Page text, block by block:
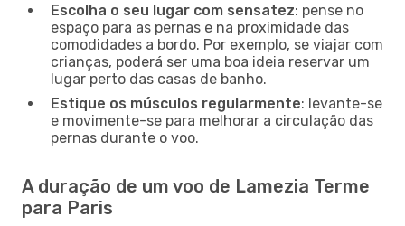
Escolha o seu lugar com sensatez: pense no
espaço para as pernas e na proximidade das
comodidades a bordo. Por exemplo, se viajar com
crianças, poderá ser uma boa ideia reservar um
lugar perto das casas de banho.
Estique os músculos regularmente: levante-se
e movimente-se para melhorar a circulação das
pernas durante o voo.
A duração de um voo de Lamezia Terme
para Paris